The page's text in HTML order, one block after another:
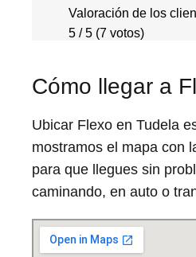
Valoración de los
5 / 5 (7 votos)
Cómo llegar a
Ubicar Flexo en Tudela
mostramos el mapa con
para que llegues sin
caminando, en auto o